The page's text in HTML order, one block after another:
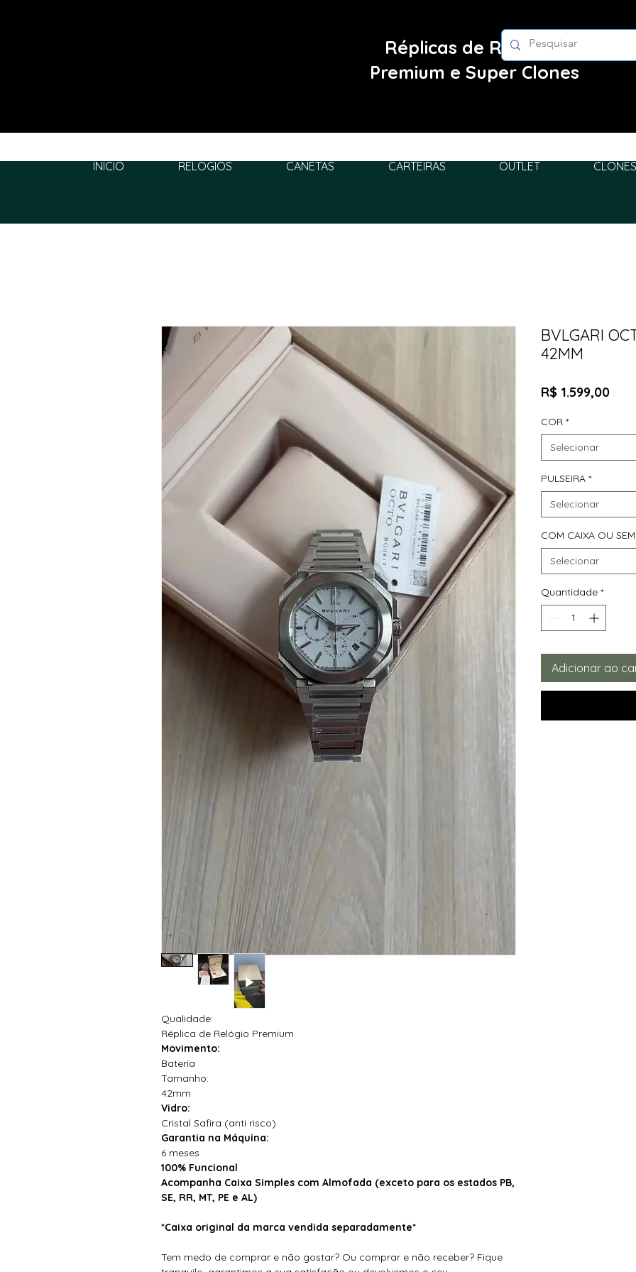
Réplicas de Relógios
Premium e Super Clones
INÍCIO RELÓGIOS CANETAS CARTEIRAS OUTLET
Qualidade:
Réplica de Relógio Premium
Movimento:
Bateria
Tamanho:
42mm
Vidro:
Cristal Safira (anti risco)
Garantia na Máquina:
6 meses
100% Funcional
Acompanha Caixa Simples com Almofada (exceto para os estados PB,
SE, RR, MT, PE e AL)
*Caixa original da marca vendida separadamente*
Tem medo de comprar e não gostar? Ou comprar e não receber? Fique
BVLGARI
42MM
R$ 1.599,00
COR *
Selecionar
PULSEIRA *
Selecionar
COM CAIXA OU SEM
Selecionar
Quantidade *
Adicionar ao